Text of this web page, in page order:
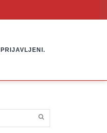
PRIJAVLJENI.